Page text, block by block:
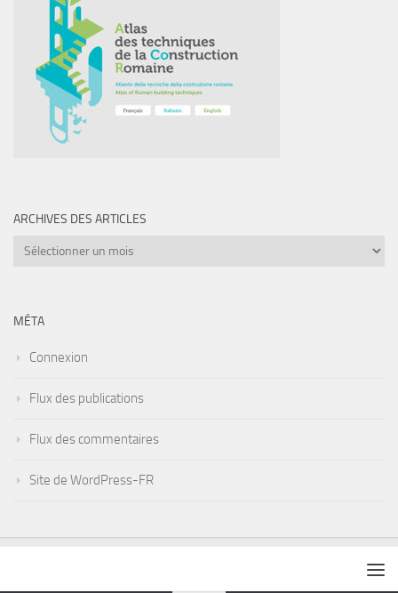
ARCHIVES DES ARTICLES
Archives
MÉTA
Connexion
Flux des publications
Flux des commentaires
Site de WordPress-FR